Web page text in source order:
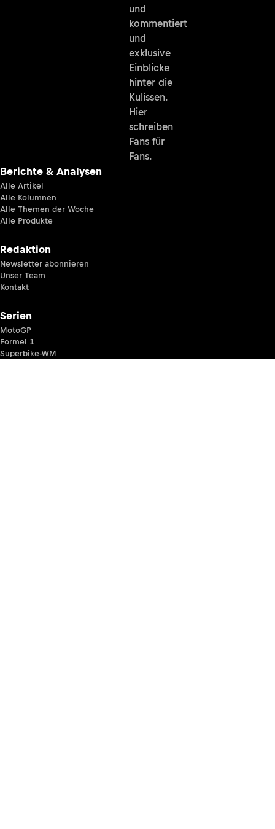
und
kommentiert
und
exklusive
Einblicke
hinter die
Kulissen.
Hier
schreiben
Fans für
Fans.
Berichte & Analysen
Alle Artikel
Alle Kolumnen
Alle Themen der Woche
Alle Produkte
Redaktion
Newsletter abonnieren
Unser Team
Kontakt
Serien
MotoGP
Formel 1
Superbike-WM